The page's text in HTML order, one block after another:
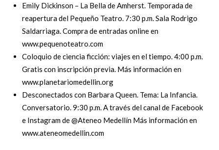
Emily Dickinson – La Bella de Amherst. Temporada de
reapertura del Pequeño Teatro. 7:30 p.m. Sala Rodrigo
Saldarriaga. Compra de entradas online en
www.pequenoteatro.com
Coloquio de ciencia ficción: viajes en el tiempo. 4:00 p.m.
Gratis con inscripción previa. Más información en
www.planetariomedellin.org
Desconectados con Barbara Queen. Tema: La Infancia.
Conversatorio. 9:30 p.m. A través del canal de Facebook
e Instagram de @Ateneo Medellín Más información en
www.ateneomedellin.com